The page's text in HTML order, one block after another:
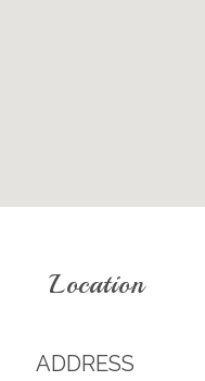
Location
ADDRESS